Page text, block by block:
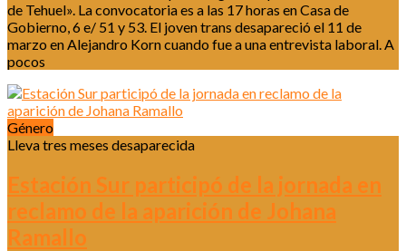
de Tehuel». La convocatoria es a las 17 horas en Casa de
Gobierno, 6 e/ 51 y 53. El joven trans desapareció el 11 de
marzo en Alejandro Korn cuando fue a una entrevista laboral. A
pocos
Género
Lleva tres meses desaparecida
Estación Sur participó de la jornada en
reclamo de la aparición de Johana
Ramallo